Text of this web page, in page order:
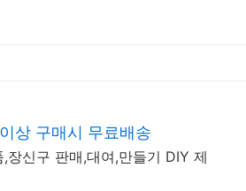
상 구매시 무료배송
장신구 판매,대여,만들기 DIY 제